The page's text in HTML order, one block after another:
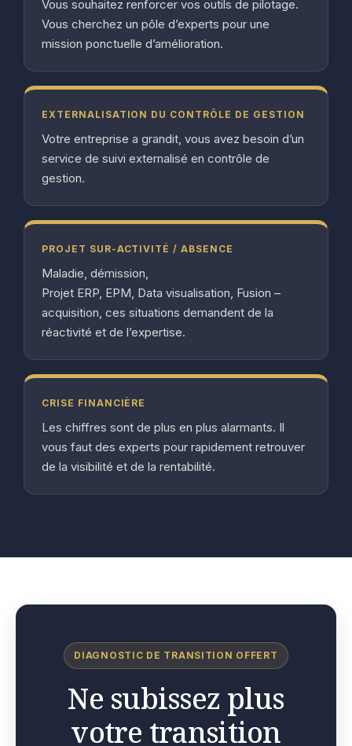
Vous souhaitez renforcer vos outils de pilotage.
Vous cherchez un pôle d’experts pour une
mission ponctuelle d’amélioration.
EXTERNALISATION DU CONTRÔLE DE GESTION
Votre entreprise a grandit, vous avez besoin d’un
service de suivi externalisé en contrôle de
gestion.
PROJET SUR-ACTIVITÉ / ABSENCE
Maladie, démission,
Projet ERP, EPM, Data visualisation, Fusion –
acquisition, ces situations demandent de la
réactivité et de l’expertise.
CRISE FINANCIÈRE
Les chiffres sont de plus en plus alarmants. Il
vous faut des experts pour rapidement retrouver
de la visibilité et de la rentabilité.
DIAGNOSTIC DE TRANSITION OFFERT
Ne subissez plus
votre transition